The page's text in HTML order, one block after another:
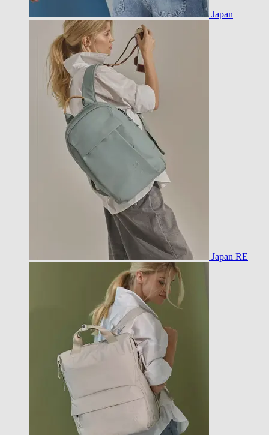
Japan
Japan RE